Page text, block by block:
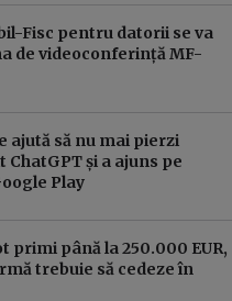
Fisc pentru datorii se va
de videoconferință MF-
ajută să nu mai pierzi
și a ajuns pe
Play
până la 250.000 EUR,
trebuie să cedeze în